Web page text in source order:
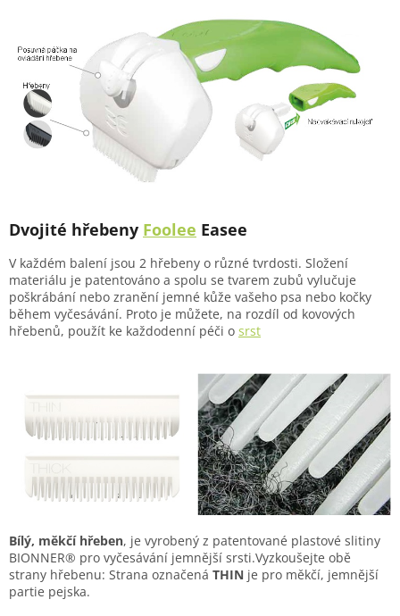
Dvojité hřebeny Foolee Easee
V každém balení jsou 2 hřebeny o různé tvrdosti. Složení
materiálu je patentováno a spolu se tvarem zubů vylučuje
poškrábání nebo zranění jemné kůže vašeho psa nebo kočky
během vyčesávání. Proto je můžete, na rozdíl od kovových
hřebenů, použít ke každodenní péči o srst
Bílý, měkčí hřeben, je vyrobený z patentované plastové slitiny
BIONNER® pro vyčesávání jemnější srsti.Vyzkoušejte obě
strany hřebenu: Strana označená THIN je pro měkčí, jemnější
partie pejska.